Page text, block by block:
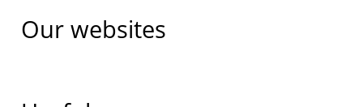
Our websites